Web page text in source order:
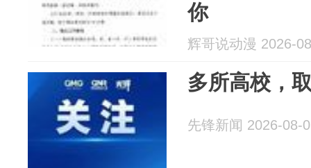
你
辉哥说动漫 2026-
多所高校，
先锋新闻 2026-08-